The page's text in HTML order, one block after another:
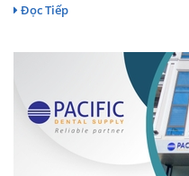
Đọc Tiếp